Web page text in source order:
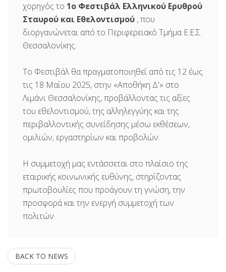
χορηγός το 1ο Φεστιβάλ Ελληνικού Ερυθρού
Σταυρού και Εθελοντισμού , που
διοργανώνεται από το Περιφερειακό Τμήμα Ε.Ε.Σ.
Θεσσαλονίκης.
Το Φεστιβάλ θα πραγματοποιηθεί από τις 12 έως
τις 18 Μαΐου 2025, στην «Αποθήκη Δ'» στο
Λιμάνι Θεσσαλονίκης, προβάλλοντας τις αξίες
του εθελοντισμού, της αλληλεγγύης και της
περιβαλλοντικής συνείδησης μέσω εκθέσεων,
ομιλιών, εργαστηρίων και προβολών.
Η συμμετοχή μας εντάσσεται στο πλαίσιο της
εταιρικής κοινωνικής ευθύνης, στηρίζοντας
πρωτοβουλίες που προάγουν τη γνώση, την
προσφορά και την ενεργή συμμετοχή των
πολιτών.
BACK TO NEWS